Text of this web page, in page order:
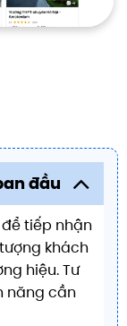
đầu
tiếp nhận
khách
hiệu. Tư
năng cần